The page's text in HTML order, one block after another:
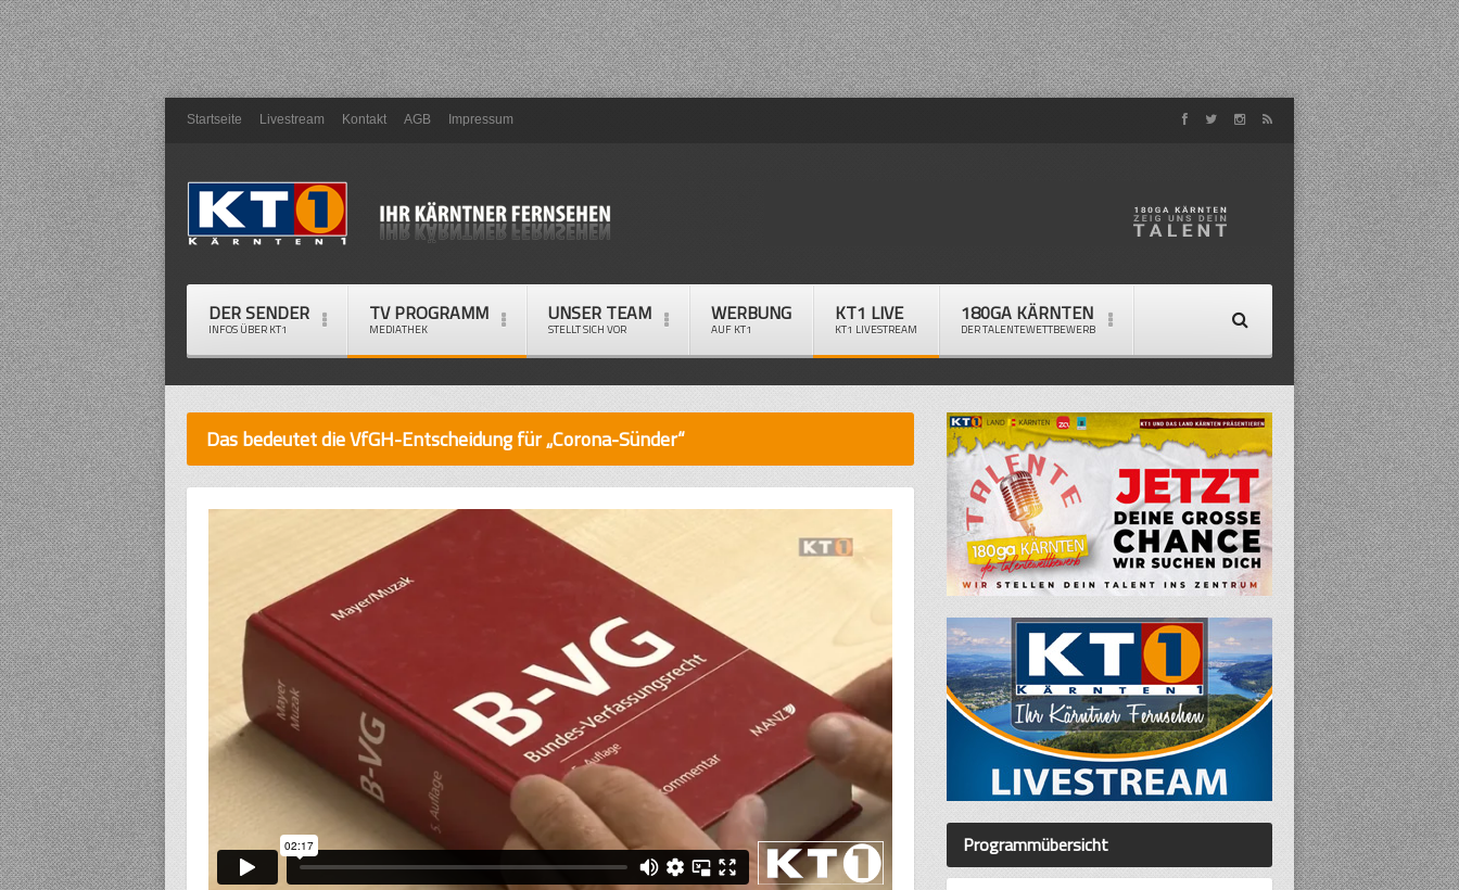
Startseite Livestream Kontakt AGB Impressum
DER SENDER
INFOS ÜBER KT1
TV PROGRAMM
MEDIATHEK
UNSER TEAM
STELLT SICH VOR
WERBUNG
AUF KT1
KT1 LIVE
KT1 LIVESTREAM
180GA KÄRNTEN
DER TALENTEWETTBEWERB
Das bedeutet die VfGH-Entscheidung für „Corona-Sünder“
Programmübersicht